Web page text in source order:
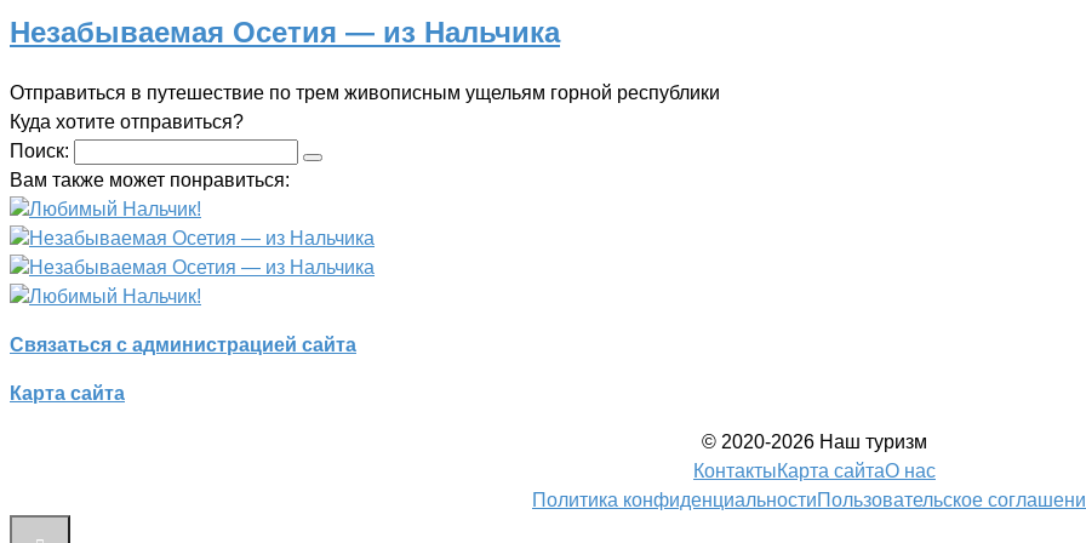
Незабываемая Осетия — из Нальчика
Отправиться в путешествие по трем живописным ущельям горной республики
Куда хотите отправиться?
Поиск:
Вам также может понравиться:
Любимый Нальчик!
Незабываемая Осетия — из Нальчика
Незабываемая Осетия — из Нальчика
Любимый Нальчик!
Связаться с администрацией сайта
Карта сайта
© 2020-2026 Наш туризм
КонтактыКарта сайтаО нас
Политика конфиденциальностиПользовательское